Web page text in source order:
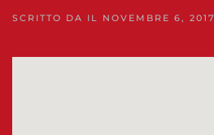
SCRITTO DA IL NOVEMBRE 6, 2017